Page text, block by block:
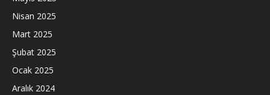
Nisan 2025
Mart 2025
Şubat 2025
Ocak 2025
Aralık 2024